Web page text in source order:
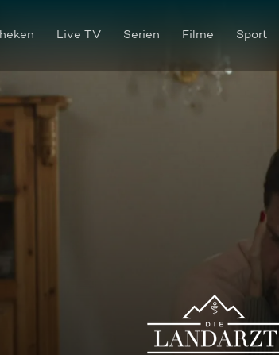
Live TV Serien Filme Sport